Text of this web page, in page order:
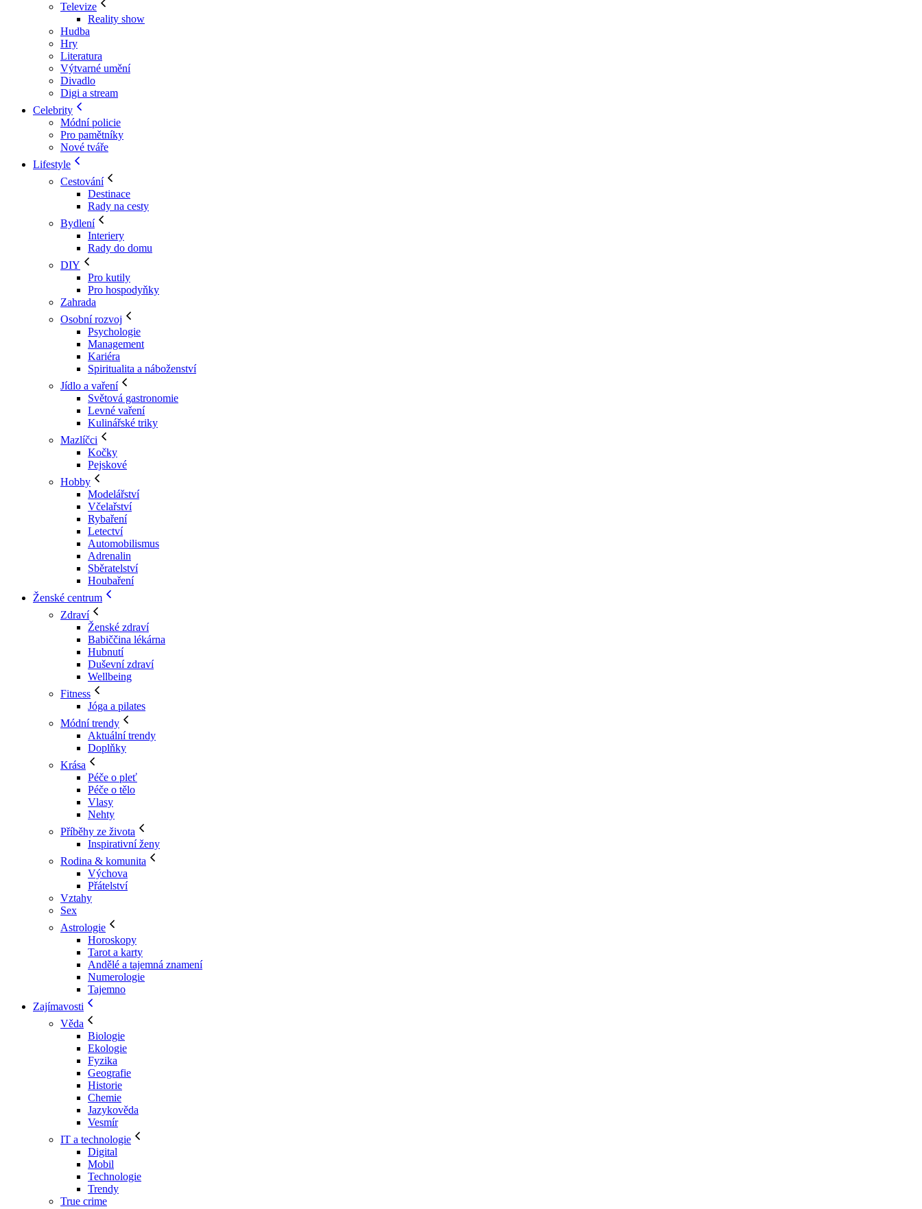
Televize
Reality show
Hudba
Hry
Literatura
Výtvarné umění
Divadlo
Digi a stream
Celebrity
Módní policie
Pro pamětníky
Nové tváře
Lifestyle
Cestování
Destinace
Rady na cesty
Bydlení
Interiery
Rady do domu
DIY
Pro kutily
Pro hospodyňky
Zahrada
Osobní rozvoj
Psychologie
Management
Kariéra
Spiritualita a náboženství
Jídlo a vaření
Světová gastronomie
Levné vaření
Kulinářské triky
Mazlíčci
Kočky
Pejskové
Hobby
Modelářství
Včelařství
Rybaření
Letectví
Automobilismus
Adrenalin
Sběratelství
Houbaření
Ženské centrum
Zdraví
Ženské zdraví
Babiččina lékárna
Hubnutí
Duševní zdraví
Wellbeing
Fitness
Jóga a pilates
Módní trendy
Aktuální trendy
Doplňky
Krása
Péče o pleť
Péče o tělo
Vlasy
Nehty
Příběhy ze života
Inspirativní ženy
Rodina & komunita
Výchova
Přátelství
Vztahy
Sex
Astrologie
Horoskopy
Tarot a karty
Andělé a tajemná znamení
Numerologie
Tajemno
Zajímavosti
Věda
Biologie
Ekologie
Fyzika
Geografie
Historie
Chemie
Jazykověda
Vesmír
IT a technologie
Digital
Mobil
Technologie
Trendy
True crime